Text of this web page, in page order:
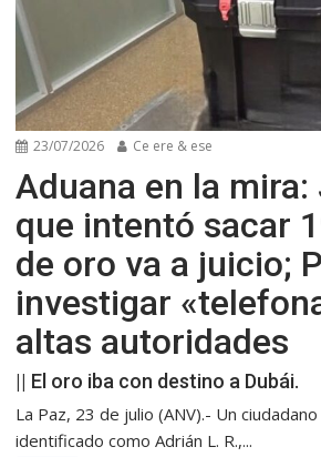
23/07/2026 Ce ere & ese
Aduana en la mira:
que intentó sacar
de oro va a juicio;
investigar
altas autoridades
|| El oro iba con destino a Dubái.
La Paz, 23 de julio (ANV).- Un
identificado como Adrián L. R.,...